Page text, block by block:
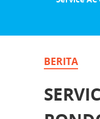
BERITA